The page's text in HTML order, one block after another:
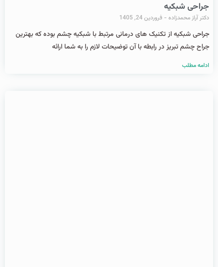
جراحی شبکیه
دکتر آراز محمدزاده فروردین 24, 1405
جراحی شبکیه از تکنیک های درمانی مرتبط با شبکیه چشم بوده که بهترین
جراح چشم تبریز در رابطه با آن توضیحات لازم را به شما ارائه
ادامه مطلب